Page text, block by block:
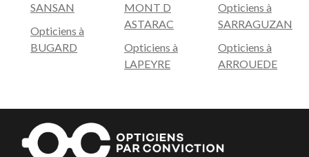
SANSAN
Opticiens à
BUGARD
MONT D
ASTARAC
Opticiens à
LAPEYRE
Opticiens à
SARRAGUZAN
Opticiens à
ARROUEDE